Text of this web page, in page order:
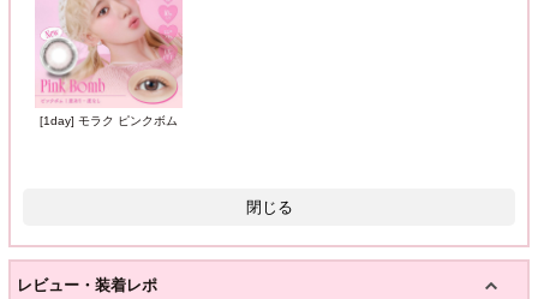
[1day] モラク ピンクボム
閉じる
レビュー・装着レポ